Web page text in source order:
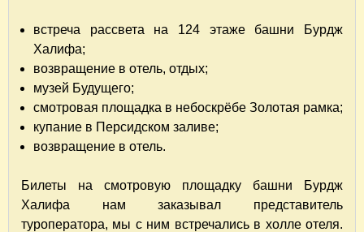
встреча рассвета на 124 этаже башни Бурдж
Халифа;
возвращение в отель, отдых;
музей Будущего;
смотровая площадка в небоскрёбе Золотая рамка;
купание в Персидском заливе;
возвращение в отель.
Билеты на смотровую площадку башни Бурдж
Халифа нам заказывал представитель
туроператора, мы с ним встречались в холле отеля.